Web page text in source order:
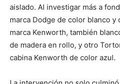
aislado. Al investigar más a
marca Dodge de color blanco y
marca Kenworth, también
de madera en rollo, y otro
cabina Kenworth de color azul.